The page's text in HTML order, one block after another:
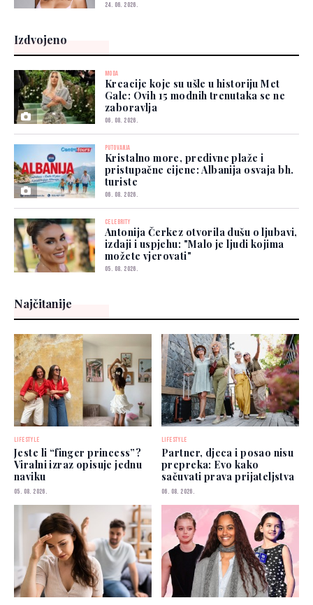
24. 06. 2026.
Izdvojeno
MODA
Kreacije koje su ušle u historiju Met
Gale: Ovih 15 modnih trenutaka se ne
zaboravlja
06. 08. 2026.
PUTOVANJA
Kristalno more, predivne plaže i
pristupačne cijene: Albanija osvaja bh.
turiste
06. 08. 2026.
CELEBRITY
Antonija Čerkez otvorila dušu o ljubavi,
izdaji i uspjehu: "Malo je ljudi kojima
možete vjerovati"
05. 08. 2026.
Najčitanije
LIFESTYLE
Jeste li “finger princess”?
Viralni izraz opisuje jednu
naviku
05. 08. 2026.
LIFESTYLE
Partner, djeca i posao nisu
prepreka: Evo kako
sačuvati prava prijateljstva
06. 08. 2026.